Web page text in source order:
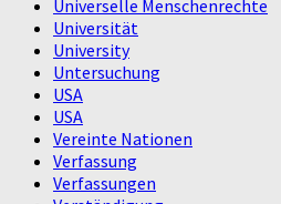
Universelle Menschenrechte
Universität
University
Untersuchung
USA
USA
Vereinte Nationen
Verfassung
Verfassungen